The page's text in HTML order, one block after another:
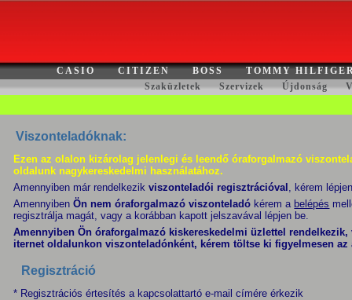
CASIO CITIZEN BOSS
TOMMY
Szaküzletek
Szervizek Újdonság
Viszonteladóknak:
Ezen az olalon kizárolag jelenlegi és leendő óraforgalmazó
oldalunk nagykereskedelmi használatához.
Amennyiben már rendelkezikviszonteladói regisztrációval , kérem
AmennyibenÖn nem óraforgalmazó viszonteladó kérem a belépés
regisztrálja magát, vagy a korábban kapott jelszavával lépjen be.
Amennyiben Ön óraforgalmazó kiskereskedelmi üzlettel
iternet oldalunkon viszonteladónként, kérem töltse ki figyelmesen
Regisztráció
* Regisztrációs értesítés a kapcsolattartó e-mail címére érkezik